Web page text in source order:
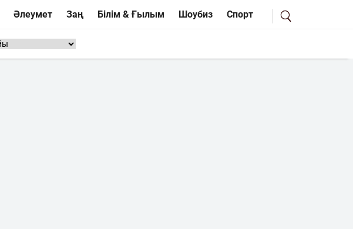
Әлеумет Заң Білім & Ғылым Шоубиз Спорт